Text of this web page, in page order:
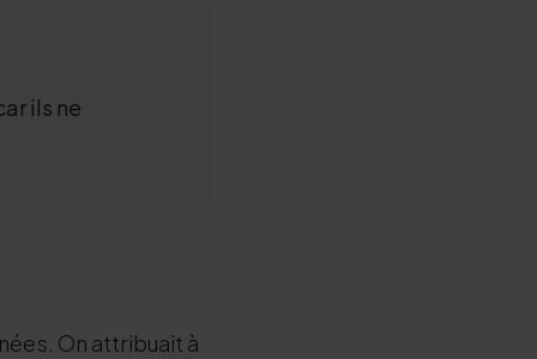
ils ne
On attribuait à